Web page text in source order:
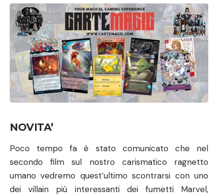
NOVITA’
Poco tempo fa è stato comunicato che nel
secondo film sul nostro carismatico ragnetto
umano vedremo quest’ultimo scontrarsi con uno
dei villain più interessanti dei fumetti Marvel,